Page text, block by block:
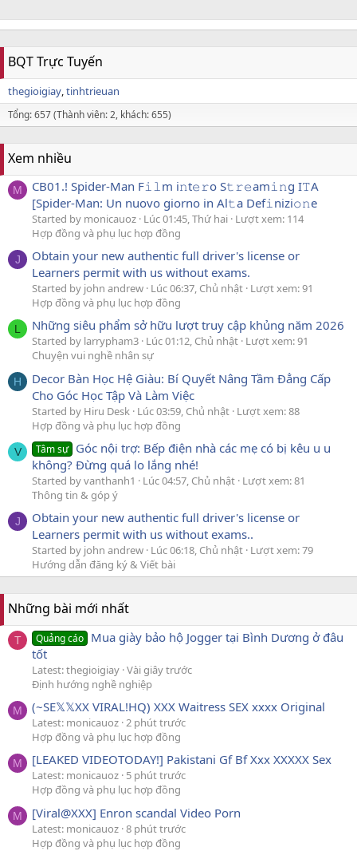
BQT Trực Tuyến
thegioigiay tinhtrieuan
Tổng: 657 (Thành viên: 2, khách: 655)
Xem nhiều
M
CB01.! Spider-Man F𝚒𝚕m i𝚗t𝚎𝚛o S𝚝𝚛𝚎am𝚒𝚗g I𝚃A
[Spider-Man: Un nuovo giorno in Al𝚝a Def𝚒nizi𝚘𝚗e
Started by monicauoz Lúc 01:45, Thứ hai Lượt xem: 114
Hợp đồng và phụ lục hợp đồng
J
Obtain your new authentic full driver's license or
Learners permit with us without exams.
Started by john andrew Lúc 06:37, Chủ nhật Lượt xem: 91
Hợp đồng và phụ lục hợp đồng
L Những siêu phẩm sở hữu lượt truy cập khủng năm 2026
Started by larrypham3 Lúc 01:12, Chủ nhật Lượt xem: 91
Chuyện vui nghề nhân sự
H
Decor Bàn Học Hệ Giàu: Bí Quyết Nâng Tầm Đẳng Cấp
Cho Góc Học Tập Và Làm Việc
Started by Hiru Desk Lúc 03:59, Chủ nhật Lượt xem: 88
Hợp đồng và phụ lục hợp đồng
V Tâm sự Góc nội trợ: Bếp điện nhà các mẹ có bị kêu u u
không? Đừng quá lo lắng nhé!
Started by vanthanh1 Lúc 04:57, Chủ nhật Lượt xem: 81
Thông tin & góp ý
J
Obtain your new authentic full driver's license or
Learners permit with us without exams..
Started by john andrew Lúc 06:18, Chủ nhật Lượt xem: 79
Hướng dẫn đăng ký & Viết bài
Những bài mới nhất
T Quảng cáo Mua giày bảo hộ Jogger tại Bình Dương ở đâu
tốt
Latest: thegioigiay Vài giây trước
Định hướng nghề nghiệp
M (~SE𝕏𝕏XX VIRAL!HQ) XXX Waitress SEX xxxx Original
Latest: monicauoz 2 phút trước
Hợp đồng và phụ lục hợp đồng
M [LEAKED VIDEOTODAY!] Pakistani Gf Bf Xxx XXXXX Sex
Latest: monicauoz 5 phút trước
Hợp đồng và phụ lục hợp đồng
M [Viral@XXX] Enron scandal Video Porn
Latest: monicauoz 8 phút trước
Hợp đồng và phụ lục hợp đồng